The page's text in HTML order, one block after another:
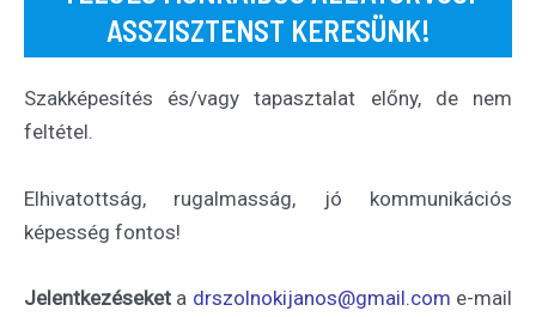
ASSZISZTENST KERESÜNK!
Szakképesítés és/vagy tapasztalat előny, de nem
feltétel.
Elhivatottság, rugalmasság, jó kommunikációs
képesség fontos!
Jelentkezéseket a drszolnokijanos@gmail.com e-mail